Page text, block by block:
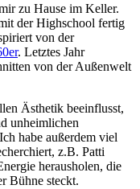
zu Hause im Keller.
der Highschool fertig
von der
. Letztes Jahr
von der Außenwelt
Ästhetik beeinflusst,
unheimlichen
habe außerdem viel
z.B. Patti
herausholen, die
Bühne steckt.